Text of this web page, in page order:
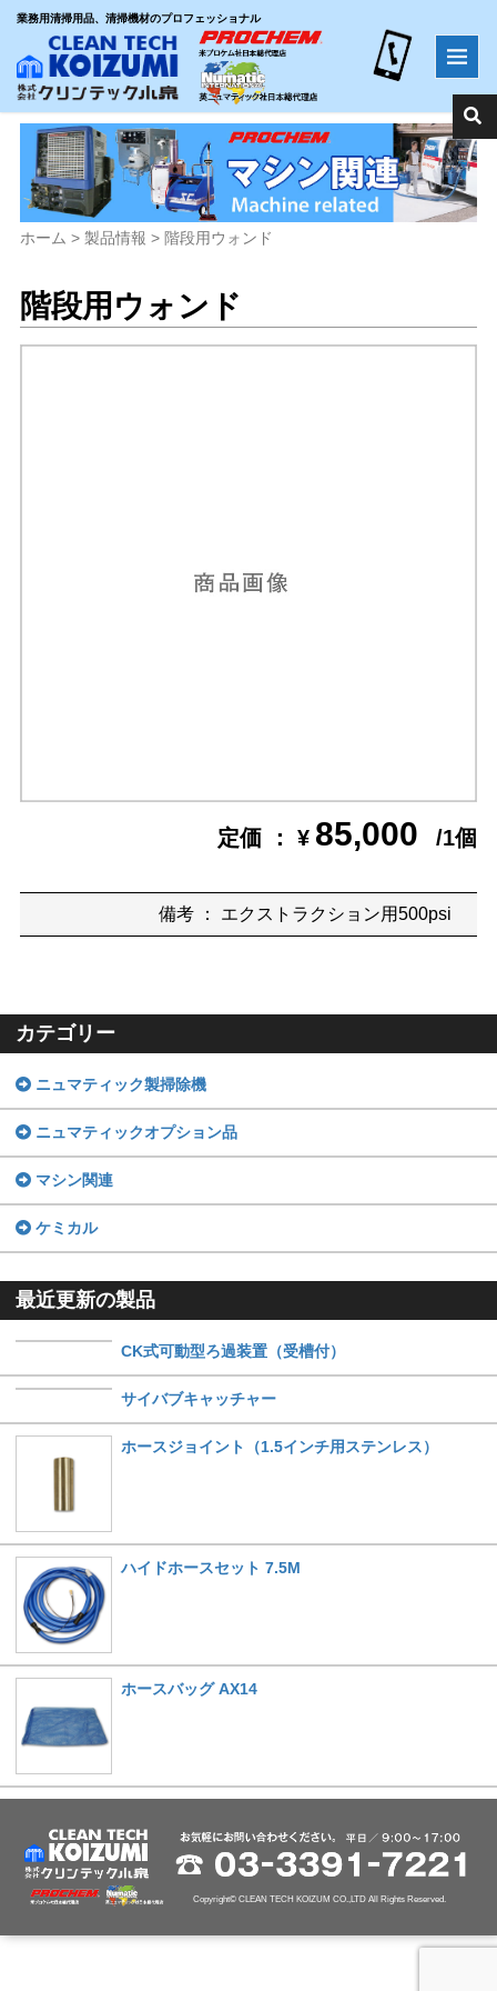
業務用清掃用品、清掃機材のプロフェッショナル
ホーム > 製品情報 > 階段用ウォンド
階段用ウォンド
定価 ： ¥ 85,000 /1個
備考 ： エクストラクション用500psi
カテゴリー
ニュマティック製掃除機
ニュマティックオプション品
マシン関連
ケミカル
最近更新の製品
CK式可動型ろ過装置（受槽付）
サイバブキャッチャー
ホースジョイント（1.5インチ用ステンレス）
ハイドホースセット 7.5M
ホースバッグ AX14
Copyright© CLEAN TECH KOIZUM CO.,LTD All Rights Reserved.